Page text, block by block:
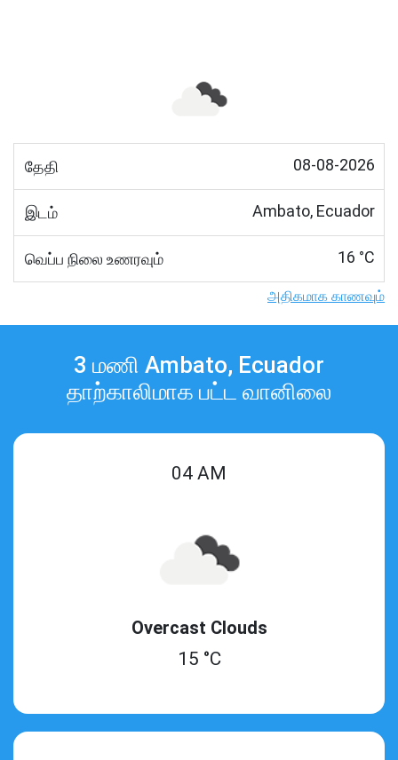
தேதி 08-08-2026
இடம் Ambato, Ecuador
வெப்ப நிலை உணரவும் 16 °C
அதிகமாக காணவும்
3 மணி Ambato, Ecuador
தாற்காலிமாக பட்ட வானிலை
04 AM
Overcast Clouds
15 °C